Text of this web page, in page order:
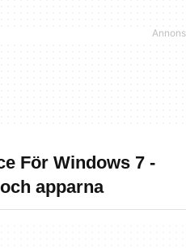
För Windows 7 -
apparna